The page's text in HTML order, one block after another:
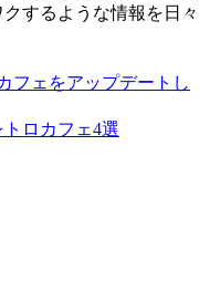
するような情報を日々
フェをアップデートし
ロカフェ4選